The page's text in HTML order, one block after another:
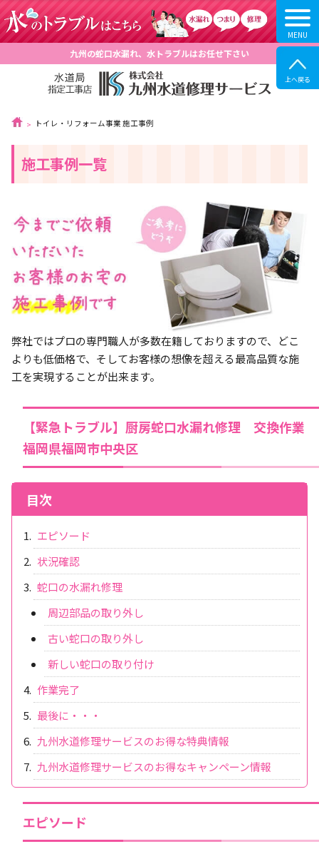
九州の蛇口水漏れ、水トラブルはお任せ下さい
トイレ・リフォーム事業 施工事例
施工事例一覧
弊社ではプロの専門職人が多数在籍しておりますので、どこ
よりも低価格で、そしてお客様の想像を超える最高品質な施
工を実現することが出来ます。
【緊急トラブル】厨房蛇口水漏れ修理 交換作業
福岡県福岡市中央区
目次
エピソード
状況確認
蛇口の水漏れ修理
周辺部品の取り外し
古い蛇口の取り外し
新しい蛇口の取り付け
作業完了
最後に・・・
九州水道修理サービスのお得な特典情報
九州水道修理サービスのお得なキャンペーン情報
エピソード